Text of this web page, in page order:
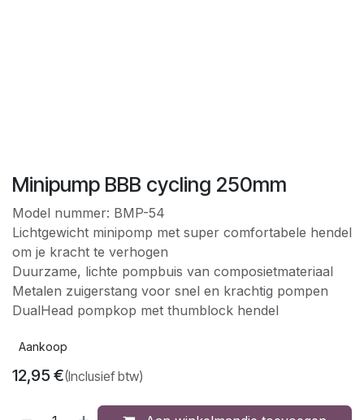
Minipump BBB cycling 250mm
Model nummer: BMP-54
Lichtgewicht minipomp met super comfortabele hendel
om je kracht te verhogen
Duurzame, lichte pompbuis van composietmateriaal
Metalen zuigerstang voor snel en krachtig pompen
DualHead pompkop met thumblock hendel
Aankoop
12,95 €(Inclusief btw)